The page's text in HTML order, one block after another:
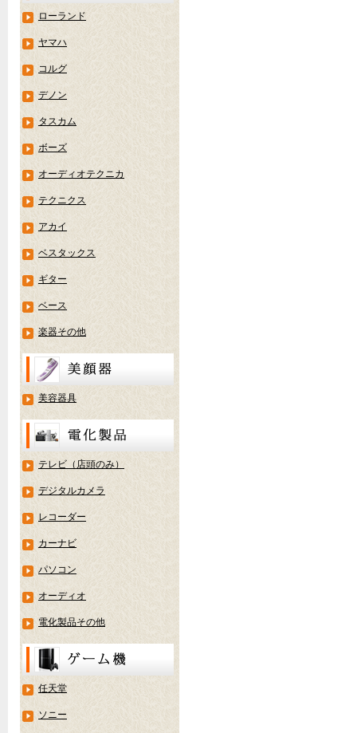
ローランド
ヤマハ
コルグ
デノン
タスカム
ボーズ
オーディオテクニカ
テクニクス
アカイ
ベスタックス
ギター
ベース
楽器その他
美容器具
テレビ（店頭のみ）
デジタルカメラ
レコーダー
カーナビ
パソコン
オーディオ
電化製品その他
任天堂
ソニー